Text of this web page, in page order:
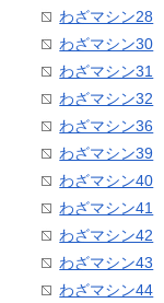
わざマシン28
わざマシン30
わざマシン31
わざマシン32
わざマシン36
わざマシン39
わざマシン40
わざマシン41
わざマシン42
わざマシン43
わざマシン44